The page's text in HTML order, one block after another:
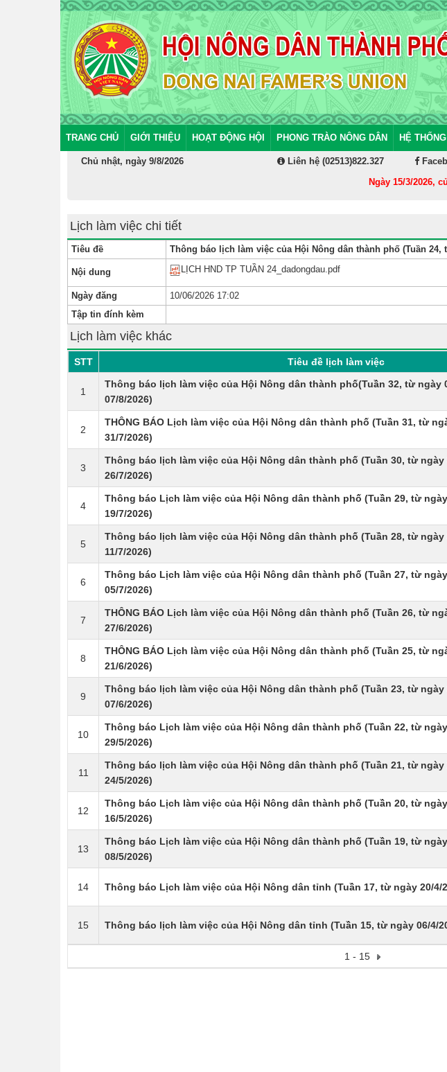
TRANG CHỦ GIỚI THIỆU HOẠT ĐỘNG HỘI PHONG TRÀO NÔNG DÂN HỆ
Chủ nhật, ngày 9/8/2026 Liên hệ (02513)822.327
Ngày 15/3/2026, cử
Lịch làm việc chi tiết
Tiêu đề Thông báo lịch làm việc của Hội Nông dân thành phố (Tuần 24,
Nội dung LỊCH HND TP TUẦN 24_dadongdau.pdf
Ngày đăng
10/06/2026 17:02
Tập tin đính kèm
Lịch làm việc khác
STT Tiêu đề lịch làm việc
1
Thông báo lịch làm việc của Hội Nông dân thành phố(Tuần 32, từ ngày
07/8/2026)
2
THÔNG BÁO Lịch làm việc của Hội Nông dân thành phố (Tuần 31, từ
31/7/2026)
3
Thông báo lịch làm việc của Hội Nông dân thành phố (Tuần 30, từ ngày
26/7/2026)
4
Thông báo Lịch làm việc của Hội Nông dân thành phố (Tuần 29, từ
19/7/2026)
5
Thông báo lịch làm việc của Hội Nông dân thành phố (Tuần 28, từ ngày
11/7/2026)
6
Thông báo Lịch làm việc của Hội Nông dân thành phố (Tuần 27, từ
05/7/2026)
7
THÔNG BÁO Lịch làm việc của Hội Nông dân thành phố (Tuần 26, từ
27/6/2026)
8
THÔNG BÁO Lịch làm việc của Hội Nông dân thành phố (Tuần 25, từ
21/6/2026)
9
Thông báo lịch làm việc của Hội Nông dân thành phố (Tuần 23, từ ngày
07/6/2026)
10
Thông báo Lịch làm việc của Hội Nông dân thành phố (Tuần 22, từ
29/5/2026)
11
Thông báo lịch làm việc của Hội Nông dân thành phố (Tuần 21, từ ngày
24/5/2026)
12
Thông báo Lịch làm việc của Hội Nông dân thành phố (Tuần 20, từ
16/5/2026)
13
Thông báo Lịch làm việc của Hội Nông dân thành phố (Tuần 19, từ
08/5/2026)
14 Thông báo Lịch làm việc của Hội Nông dân tỉnh (Tuần 17, từ ngày 20/4/
15 Thông báo lịch làm việc của Hội Nông dân tỉnh (Tuần 15, từ ngày 06/4/
1 - 15